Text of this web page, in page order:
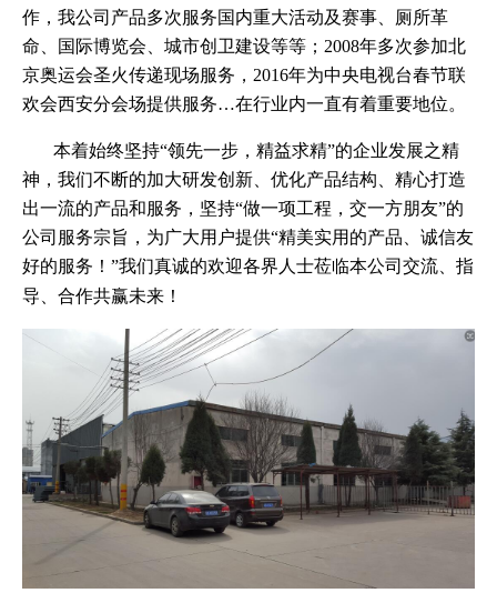
作，我公司产品多次服务国内重大活动及赛事、厕所革
命、国际博览会、城市创卫建设等等；2008年多次参加北
京奥运会圣火传递现场服务，2016年为中央电视台春节联
欢会西安分会场提供服务…在行业内一直有着重要地位。
本着始终坚持“领先一步，精益求精”的企业发展之精
神，我们不断的加大研发创新、优化产品结构、精心打造
出一流的产品和服务，坚持“做一项工程，交一方朋友”的
公司服务宗旨，为广大用户提供“精美实用的产品、诚信友
好的服务！”我们真诚的欢迎各界人士莅临本公司交流、指
导、合作共赢未来！